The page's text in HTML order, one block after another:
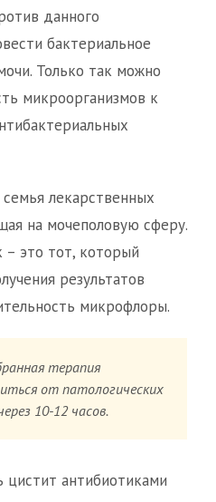
данного
бактериальное
Только так можно
микроорганизмов к
лекарственных
на мочеполовую сферу.
это тот, который
результатов
микрофлоры.
терапия
от патологических
10-12 часов.
цистит антибиотиками